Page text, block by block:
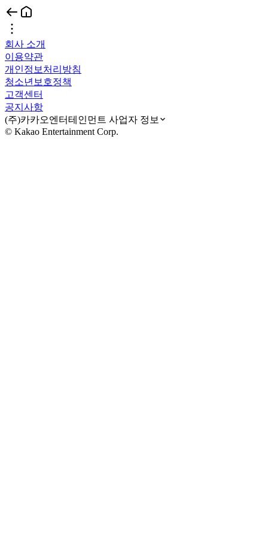
회사 소개
이용약관
개인정보처리방침
청소년보호정책
고객센터
공지사항
(주)카카오엔터테인먼트 사업자 정보
© Kakao Entertainment Corp.